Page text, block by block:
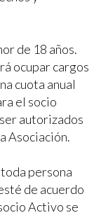
de 18 años.
ocupar cargos
cuota anual
el socio
autorizados
Asociación.
persona
de acuerdo
Activo se